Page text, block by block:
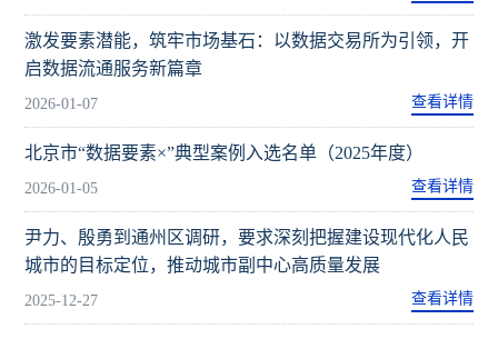
激发要素潜能，筑牢市场基石：以数据交易所为引领，开
启数据流通服务新篇章
2026-01-07 查看详情
北京市“数据要素×”典型案例入选名单（2025年度）
2026-01-05 查看详情
尹力、殷勇到通州区调研，要求深刻把握建设现代化人民
城市的目标定位，推动城市副中心高质量发展
2025-12-27 查看详情